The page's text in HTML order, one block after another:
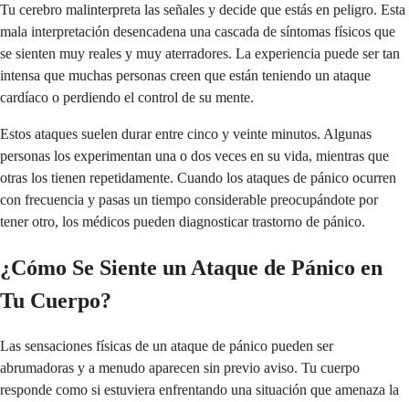
Tu cerebro malinterpreta las señales y decide que estás en peligro. Esta
mala interpretación desencadena una cascada de síntomas físicos que
se sienten muy reales y muy aterradores. La experiencia puede ser tan
intensa que muchas personas creen que están teniendo un ataque
cardíaco o perdiendo el control de su mente.
Estos ataques suelen durar entre cinco y veinte minutos. Algunas
personas los experimentan una o dos veces en su vida, mientras que
otras los tienen repetidamente. Cuando los ataques de pánico ocurren
con frecuencia y pasas un tiempo considerable preocupándote por
tener otro, los médicos pueden diagnosticar trastorno de pánico.
¿Cómo Se Siente un Ataque de Pánico en
Tu Cuerpo?
Las sensaciones físicas de un ataque de pánico pueden ser
abrumadoras y a menudo aparecen sin previo aviso. Tu cuerpo
responde como si estuviera enfrentando una situación que amenaza la